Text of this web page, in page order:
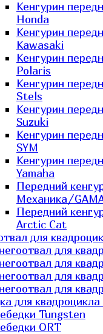
Кенгурин
Honda
Кенгурин
Kawasaki
Кенгурин
Polaris
Кенгурин
Stels
Кенгурин
Suzuki
Кенгурин
SYM
Кенгурин
Yamaha
Передний
Механика/
Передний
Arctic Cat
для
для
для
для
для
для
Tungsten
ORT